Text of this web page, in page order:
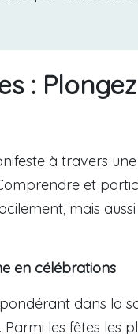
:
à travers
et
mais
en célébrations
dans la
les fêtes les